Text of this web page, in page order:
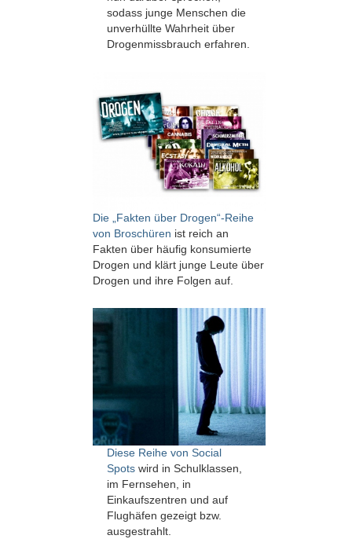
sodass junge Menschen die
unverhüllte Wahrheit über
Drogenmissbrauch erfahren.
Die „Fakten über Drogen“-Reihe
von Broschüren ist reich an
Fakten über häufig konsumierte
Drogen und klärt junge Leute über
Drogen und ihre Folgen auf.
Diese Reihe von Social
Spotswird in Schulklassen,
im Fernsehen, in
Einkaufszentren und auf
Flughäfen gezeigt bzw.
ausgestrahlt.